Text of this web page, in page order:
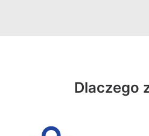
Dlaczego